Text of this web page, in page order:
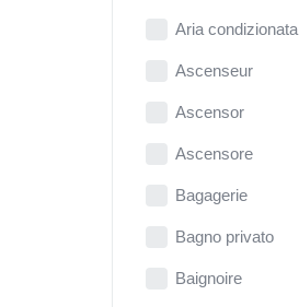
Aria condizionata
Ascenseur
Ascensor
Ascensore
Bagagerie
Bagno privato
Baignoire